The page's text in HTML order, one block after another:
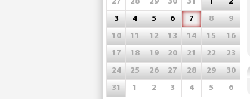
3
4 5 6 7 8
9
10
11 12 13 14 15
16
17
18 19 20 21 22
23
24
25 26 27 28 29
30
31
1 2 3 4 5 6